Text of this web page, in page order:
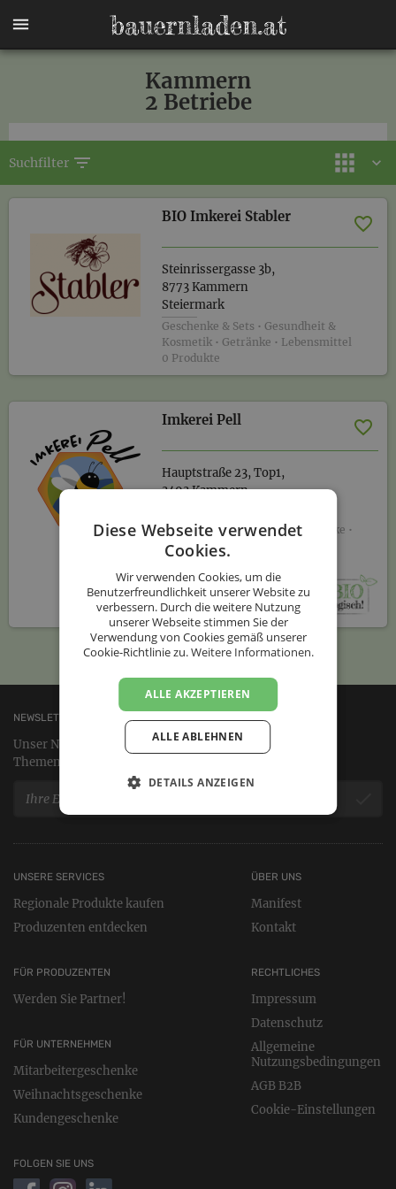
Kammern
2 Betriebe
Suchfilter filter_list
BIO Imkerei Stabler
Steinrissergasse 3b,
8773 Kammern
Steiermark
Geschenke & Sets • Gesundheit &
Kosmetik • Getränke • Lebensmittel
0 Produkte
Imkerei Pell
Hauptstraße 23, Top1,
3493 Kammern
Gesundheit & Kosmetik • Getränke •
Lebensmittel
13 Produkte
NEWSLETTER
Unser Newsletter informiert Sie zu landwirtschaftlichen
Themen, regionalen Produzenten und neuen Produkten.
UNSERE SERVICES
Regionale Produkte kaufen
Produzenten entdecken
FÜR PRODUZENTEN
Werden Sie Partner!
FÜR UNTERNEHMEN
Mitarbeitergeschenke
Weihnachtsgeschenke
Kundengeschenke
RECHTLICHES
Impressum
Datenschutz
Allgemeine
Nutzungsbedingungen
AGB B2B
Cookie-Einstellungen
ÜBER UNS
Manifest
Kontakt
FOLGEN SIE UNS
Diese Webseite verwendet
Cookies.
Wir verwenden Cookies, um die
Benutzerfreundlichkeit unserer Website zu
verbessern. Durch die weitere Nutzung
unserer Webseite stimmen Sie der
Verwendung von Cookies gemäß unserer
Cookie-Richtlinie zu.Weitere Informationen.
ALLE AKZEPTIEREN
ALLE ABLEHNEN
DETAILS ANZEIGEN